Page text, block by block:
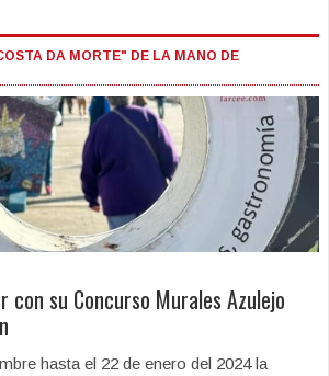
DA MORTE" DE LA MANO DE
con su Concurso Murales Azulejo
hasta el 22 de enero del 2024 la